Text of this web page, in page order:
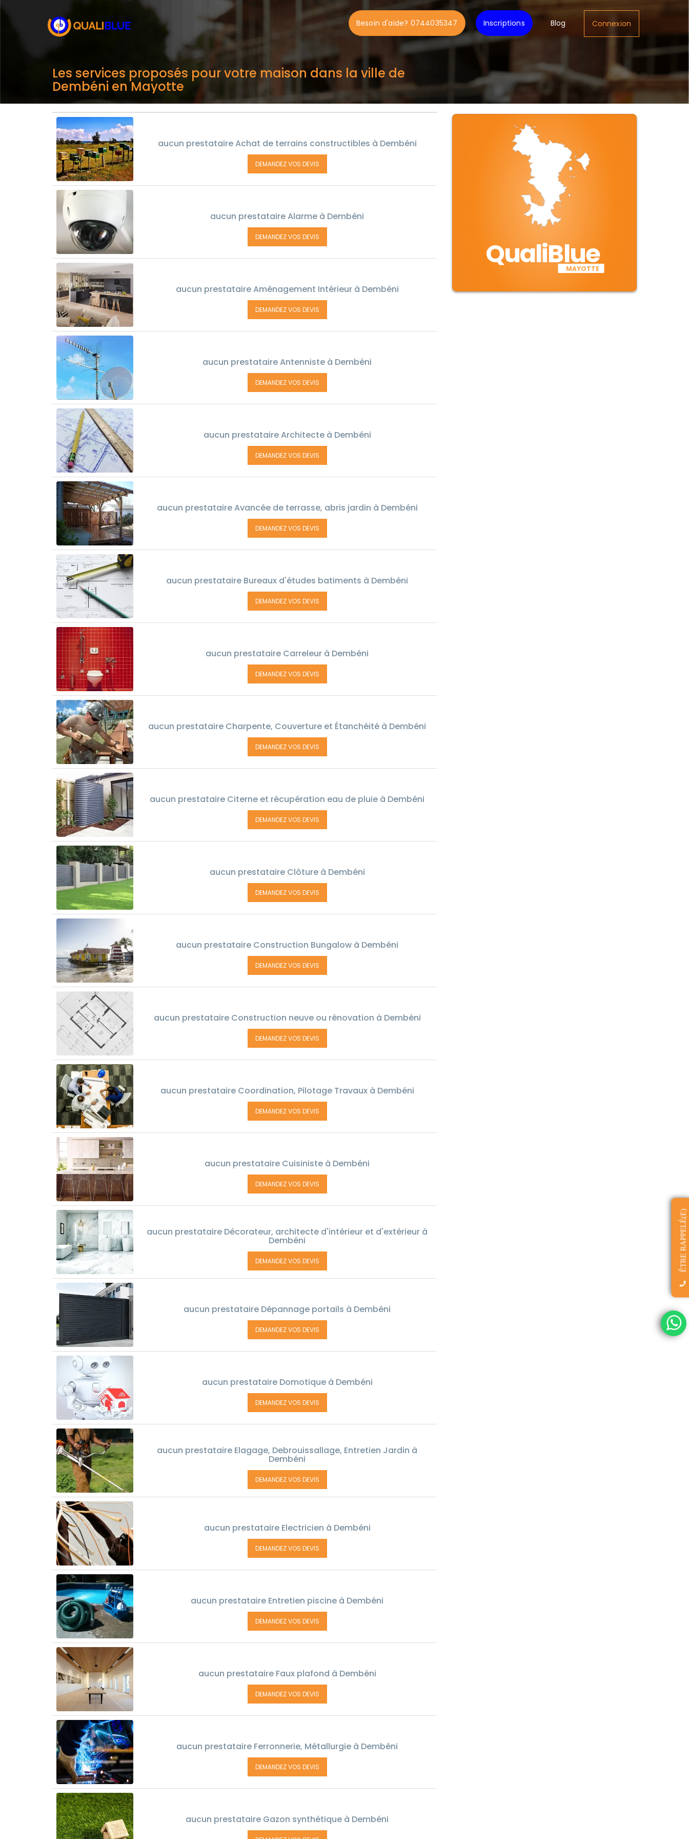
Besoin d'aide? 0744035347 Inscriptions Blog Connexion
Les services proposés pour votre maison dans la ville de
Dembéni en Mayotte
aucun prestataire Achat de terrains constructibles à Dembéni
DEMANDEZ VOS DEVIS
aucun prestataire Alarme à Dembéni
DEMANDEZ VOS DEVIS
aucun prestataire Aménagement Intérieur à Dembéni
DEMANDEZ VOS DEVIS
aucun prestataire Antenniste à Dembéni
DEMANDEZ VOS DEVIS
aucun prestataire Architecte à Dembéni
DEMANDEZ VOS DEVIS
aucun prestataire Avancée de terrasse, abris jardin à Dembéni
DEMANDEZ VOS DEVIS
aucun prestataire Bureaux d'études batiments à Dembéni
DEMANDEZ VOS DEVIS
aucun prestataire Carreleur à Dembéni
DEMANDEZ VOS DEVIS
aucun prestataire Charpente, Couverture et Étanchéité à Dembéni
DEMANDEZ VOS DEVIS
aucun prestataire Citerne et récupération eau de pluie à Dembéni
DEMANDEZ VOS DEVIS
aucun prestataire Clôture à Dembéni
DEMANDEZ VOS DEVIS
aucun prestataire Construction Bungalow à Dembéni
DEMANDEZ VOS DEVIS
aucun prestataire Construction neuve ou rénovation à Dembéni
DEMANDEZ VOS DEVIS
aucun prestataire Coordination, Pilotage Travaux à Dembéni
DEMANDEZ VOS DEVIS
aucun prestataire Cuisiniste à Dembéni
DEMANDEZ VOS DEVIS
aucun prestataire Décorateur, architecte d'intérieur et d'extérieur à
Dembéni
DEMANDEZ VOS DEVIS
aucun prestataire Dépannage portails à Dembéni
DEMANDEZ VOS DEVIS
aucun prestataire Domotique à Dembéni
DEMANDEZ VOS DEVIS
aucun prestataire Elagage, Debrouissallage, Entretien Jardin à
Dembéni
DEMANDEZ VOS DEVIS
aucun prestataire Electricien à Dembéni
DEMANDEZ VOS DEVIS
aucun prestataire Entretien piscine à Dembéni
DEMANDEZ VOS DEVIS
aucun prestataire Faux plafond à Dembéni
DEMANDEZ VOS DEVIS
aucun prestataire Ferronnerie, Métallurgie à Dembéni
DEMANDEZ VOS DEVIS
aucun prestataire Gazon synthétique à Dembéni
QualiBlue
MAYOTTE
ÊTRE RAPPELÉ(E)